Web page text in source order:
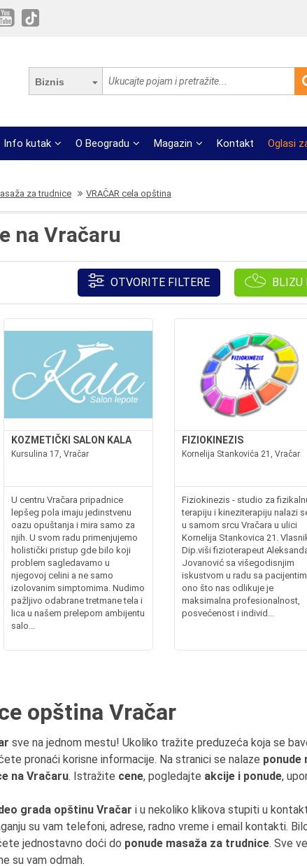
Biznis
Info kutak O Beogradu Magazin Kontakt Oglasi
za trudnice VRAČAR cela opština
na Vračaru
OTVORITE FILTERE BLIZU
KOZMETIČKI SALON KALA
Kursulina 17, Vračar
U centru Vračara pripadnice
lepšeg pola imaju jedinstvenu
oazu opuštanja i mira samo za
njih. U svom radu primenjujemo
holistički pristup gde bilo koji
problem sagledavamo u
njegovoj celini a ne samo
izolovanim simptomima. Nudimo
pažljivo odabrane tretmane tela i
lica u našem prelepom ambijentu
salo...
FIZIOKINEZIS
Kornelija Stankovića 21, Vračar
Fiziokinezis - studio za
terapiju i kineziterapiju nalazi
u samom srcu Vračara u ulici
Kornelija Stankovica 21.
Dip.viši fizioterapeut
Jovanović sa višegodisnjim
iskustvom u radu sa
ono što nas odlikuje je
maksimalna profesionalnost,
posvećenost i individ...
opština Vračar
sve na jednom mestu! Ukoliko tražite preduzeća koja se
pronaći korisne informacije. Na stranici se nalaze
na Vračaru. Istražite cene, pogledajte akcije i ponude,
grada opštinu Vračar i u nekoliko klikova stupiti u
su vam telefoni, adrese, radno vreme i email kontakti.
jednostavno doći do ponude masaža za trudnice. Sve
su vam odmah.